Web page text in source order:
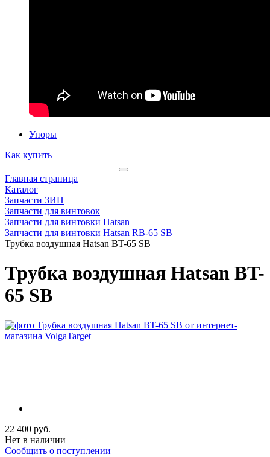
Упоры
Как купить
Главная страница
Каталог
Запчасти ЗИП
Запчасти для винтовок
Запчасти для винтовки Hatsan
Запчасти для винтовки Hatsan RB-65 SB
Трубка воздушная Hatsan BT-65 SB
Трубка воздушная Hatsan BT-
65 SB
22 400 руб.
Нет в наличии
Сообщить о поступлении